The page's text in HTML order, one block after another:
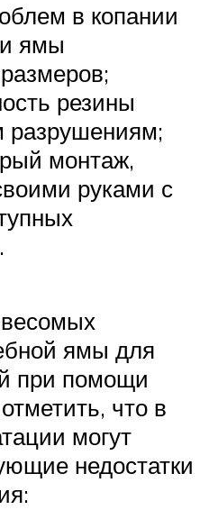
в копании
ямы
резины
разрушениям;
монтаж,
руками с
ямы для
при помощи
что в
могут
недостатки